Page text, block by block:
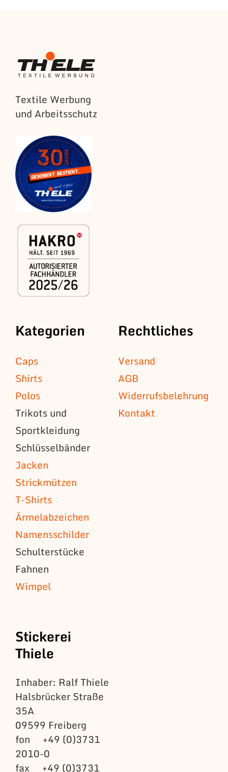
Textile Werbung
und Arbeitsschutz
Kategorien
Caps
Shirts
Polos
Trikots und
Sportkleidung
Schlüsselbänder
Jacken
Strickmützen
T-Shirts
Ärmelabzeichen
Namensschilder
Schulterstücke
Fahnen
Wimpel
Rechtliches
Versand
AGB
Widerrufsbelehrung
Kontakt
Stickerei
Thiele
Inhaber: Ralf Thiele
Halsbrücker Straße
35A
09599 Freiberg
fon +49 (0)3731
2010-0
fax +49 (0)3731